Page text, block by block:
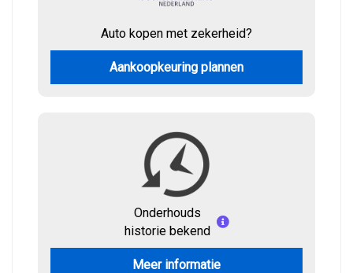
Auto kopen met zekerheid?
Aankoopkeuring plannen
Onderhouds
historie bekend
Meer informatie